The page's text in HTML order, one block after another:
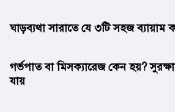
ঘাড়ব্যথা সারাতে যে ৩টি সহজ ব্যায়াম
গর্ভপাত বা মিসক্যারেজ কেন হয়?
যায়